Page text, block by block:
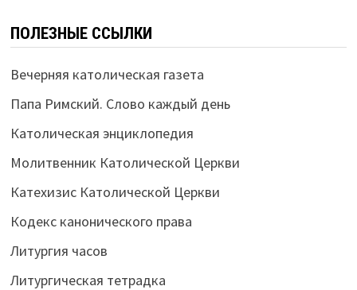
ПОЛЕЗНЫЕ ССЫЛКИ
Вечерняя католическая газета
Папа Римский. Слово каждый день
Католическая энциклопедия
Молитвенник Католической Церкви
Катехизис Католической Церкви
Кодекс канонического права
Литургия часов
Литургическая тетрадка